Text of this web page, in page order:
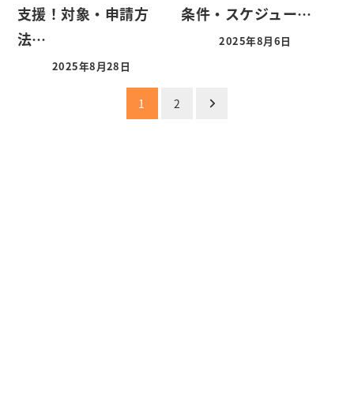
支援！対象・申請方
法…
2025年8月28日
条件・スケジュー…
2025年8月6日
1 2